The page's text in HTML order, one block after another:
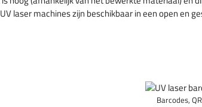
laser machines zijn beschikbaar in een open en
Barcodes,